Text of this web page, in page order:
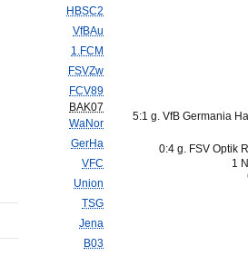
HBSC2
VfBAu
1.FCM
FSVZw
FCV89
BAK07
WaNor
GerHa
VFC
Union
TSG
Jena
B03
5:1 g. VfB Germania
0:4 g. FSV Optik
1